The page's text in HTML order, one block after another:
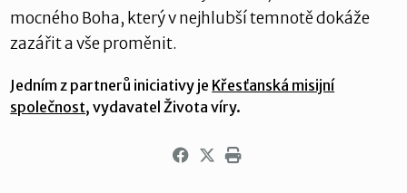
mocného Boha, který v nejhlubší temnotě dokáže
zazářit a vše proměnit.
Jedním z partnerů iniciativy je Křesťanská misijní
společnost, vydavatel Života víry.